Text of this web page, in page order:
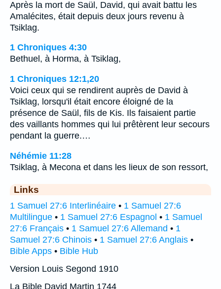
Après la mort de Saül, David, qui avait battu les
Amalécites, était depuis deux jours revenu à
Tsiklag.
1 Chroniques 4:30
Bethuel, à Horma, à Tsiklag,
1 Chroniques 12:1,20
Voici ceux qui se rendirent auprès de David à
Tsiklag, lorsqu'il était encore éloigné de la
présence de Saül, fils de Kis. Ils faisaient partie
des vaillants hommes qui lui prêtèrent leur secours
pendant la guerre.…
Néhémie 11:28
Tsiklag, à Mecona et dans les lieux de son ressort,
Links
1 Samuel 27:6 Interlinéaire • 1 Samuel 27:6
Multilingue • 1 Samuel 27:6 Espagnol • 1 Samuel
27:6 Français • 1 Samuel 27:6 Allemand • 1
Samuel 27:6 Chinois • 1 Samuel 27:6 Anglais •
Bible Apps • Bible Hub
Version Louis Segond 1910
La Bible David Martin 1744